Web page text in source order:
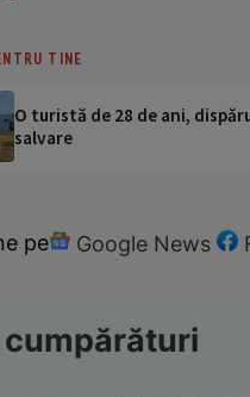
TINE
O turistă de 28 de ani,
salvare
pe Google News
cumpărături